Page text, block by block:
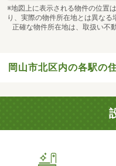
※地図上に表示される物件の位置
り、実際の物件所在地とは異なる
正確な物件所在地は、取扱い不
岡山市北区内の各駅の